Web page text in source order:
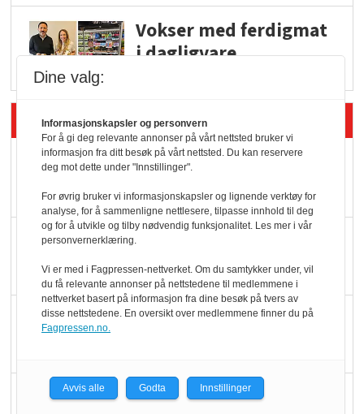
Vokser med ferdigmat
i dagligvare
Siste artikler - Butikk i praksis
Rema-flaggskip
dundrer videre
Slik opprettholdes
ølsalget
Færre varer, men fulle
KI lager mat i butikken
Dine valg:
Informasjonskapsler og personvern
For å gi deg relevante annonser på vårt nettsted bruker vi
informasjon fra ditt besøk på vårt nettsted. Du kan reservere
deg mot dette under "Innstillinger".
For øvrig bruker vi informasjonskapsler og lignende verktøy for
analyse, for å sammenligne nettlesere, tilpasse innhold til deg
og for å utvikle og tilby nødvendig funksjonalitet. Les mer i vår
personvernerklæring.
Vi er med i Fagpressen-nettverket. Om du samtykker under, vil
du få relevante annonser på nettstedene til medlemmene i
nettverket basert på informasjon fra dine besøk på tvers av
disse nettstedene. En oversikt over medlemmene finner du på
Fagpressen.no.
Avvis alle Godta Innstillinger